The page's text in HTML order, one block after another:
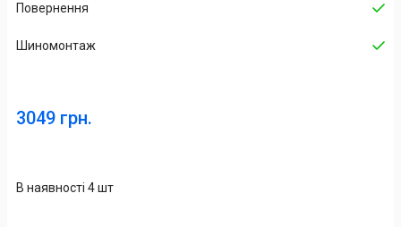
Повернення
Шиномонтаж
3049 грн.
В наявності 4 шт